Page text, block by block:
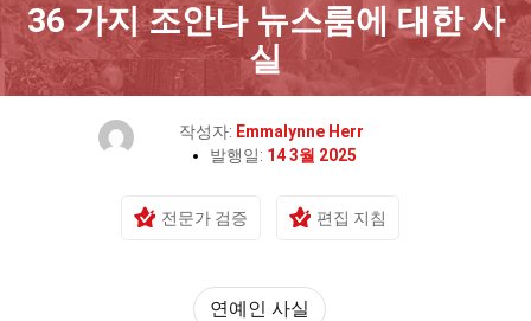
36 가지 조안나 뉴스룸에 대한 사
실
작성자: Emmalynne Herr
발행일: 14 3월 2025
전문가 검증 편집 지침
연예인 사실